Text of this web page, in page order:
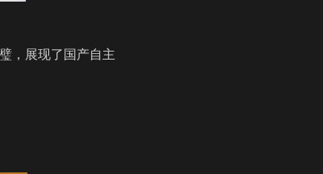
，展现了国产自主